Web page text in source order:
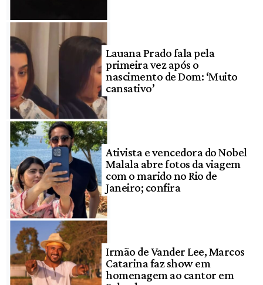
Lauana Prado fala pela
primeira vez após o
nascimento de Dom: ‘Muito
cansativo’
Ativista e vencedora do Nobel
Malala abre fotos da viagem
com o marido no Rio de
Janeiro; confira
Irmão de Vander Lee, Marcos
Catarina faz show em
homenagem ao cantor em